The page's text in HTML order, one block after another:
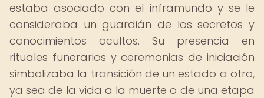
estaba asociado con el inframundo y se le
consideraba un guardián de los secretos y
conocimientos ocultos. Su presencia en
rituales funerarios y ceremonias de iniciación
simbolizaba la transición de un estado a otro,
ya sea de la vida a la muerte o de una etapa